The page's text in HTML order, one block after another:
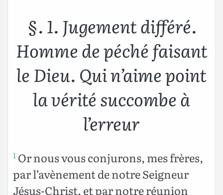
§. 1. Jugement différé.
Homme de péché faisant
le Dieu. Qui n’aime point
la vérité succombe à
l’erreur
1 Or nous vous conjurons, mes frères,
par l’avènement de notre Seigneur
Jésus-Christ, et par notre réunion